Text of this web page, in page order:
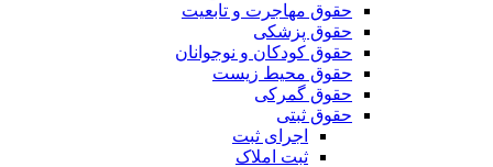
حقوق مهاجرت و تابعیت
حقوق پزشکی
حقوق کودکان و نوجوانان
حقوق محیط زیست
حقوق گمرکی
حقوق ثبتی
اجرای ثبت
ثبت املاک